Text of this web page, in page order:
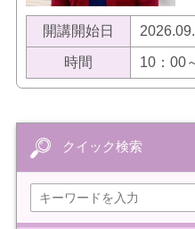
開講開始日
時間 10：00
クイック検索